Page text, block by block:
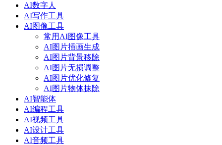
AI数字人
AI写作工具
AI图像工具
常用AI图像工具
AI图片插画生成
AI图片背景移除
AI图片无损调整
AI图片优化修复
AI图片物体抹除
AI智能体
AI编程工具
AI视频工具
AI设计工具
AI音频工具